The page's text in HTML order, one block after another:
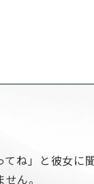
ね」と彼女に
ん。